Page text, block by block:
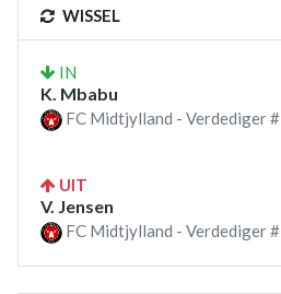
WISSEL
IN
K. Mbabu
FC Midtjylland - Verdediger #
UIT
V. Jensen
FC Midtjylland - Verdediger #